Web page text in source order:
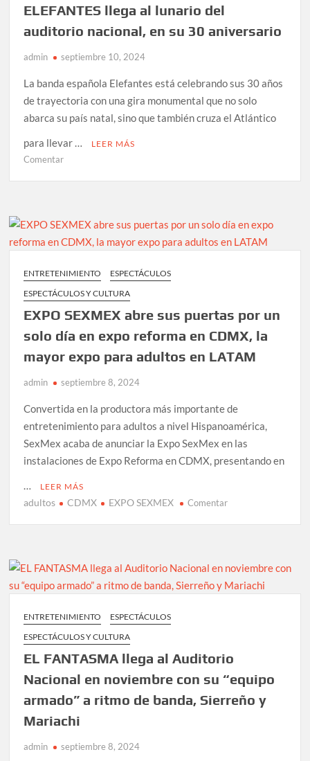
ELEFANTES llega al lunario del
auditorio nacional, en su 30 aniversario
admin septiembre 10, 2024
La banda española Elefantes está celebrando sus 30 años
de trayectoria con una gira monumental que no solo
abarca su país natal, sino que también cruza el Atlántico
para llevar …
LEER MÁS
Comentaren
ROCK
ELEFANTES
al
lunario
del
nacional,
en
30
aniversario
ENTRETENIMIENTO
ESPECTÁCULOS
ESPECTÁCULOS Y CULTURA
EXPO SEXMEX abre sus puertas por un
solo día en expo reforma en CDMX, la
mayor expo para adultos en LATAM
admin septiembre 8, 2024
Convertida en la productora más importante de
entretenimiento para adultos a nivel Hispanoamérica,
SexMex acaba de anunciar la Expo SexMex en las
instalaciones de Expo Reforma en CDMX, presentando en
…
LEER MÁS
adultos CDMX EXPO SEXMEX Comentaren
por
en
reforma
en
ENTRETENIMIENTO
ESPECTÁCULOS
ESPECTÁCULOS Y CULTURA
EL FANTASMA llega al Auditorio
Nacional en noviembre con su “equipo
armado” a ritmo de banda, Sierreño y
Mariachi
admin septiembre 8, 2024